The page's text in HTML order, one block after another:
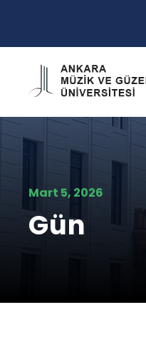
Mart 5, 2026
Gün